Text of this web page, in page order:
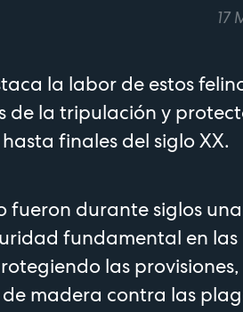
17
la labor de estos
de la tripulación y
finales del siglo XX.
fueron durante siglos
fundamental en las
las provisiones,
madera contra las